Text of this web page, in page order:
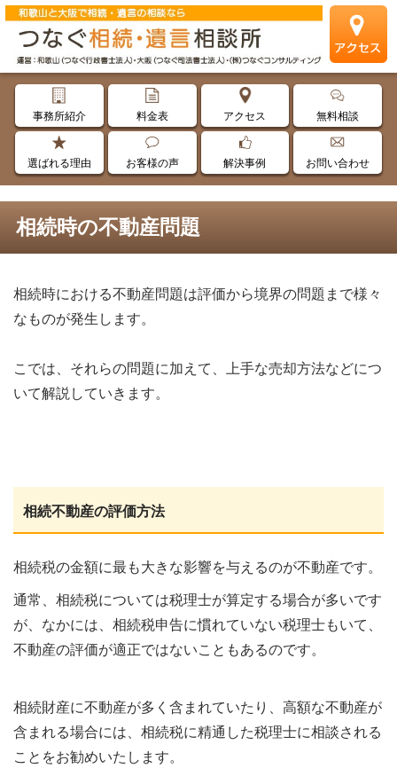
事務所紹介 料金表 アクセス 無料相談
選ばれる理由 お客様の声 解決事例 お問い合わせ
相続時の不動産問題
相続時における不動産問題は評価から境界の問題まで様々
なものが発生します。
こでは、それらの問題に加えて、上手な売却方法などにつ
いて解説していきます。
相続不動産の評価方法
相続税の金額に最も大きな影響を与えるのが不動産です。
通常、相続税については税理士が算定する場合が多いです
が、なかには、相続税申告に慣れていない税理士もいて、
不動産の評価が適正ではないこともあるのです。
相続財産に不動産が多く含まれていたり、高額な不動産が
含まれる場合には、相続税に精通した税理士に相談される
ことをお勧めいたします。